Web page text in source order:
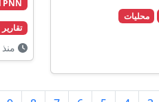
محليات
PNN أخبار
منذ